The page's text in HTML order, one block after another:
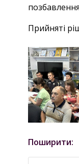
Прийняті
Поширити: